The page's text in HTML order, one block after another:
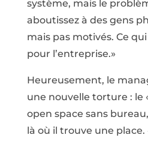
système, mais le
aboutissez à des gens
mais pas motivés. Ce
pour l’entreprise.»
Heureusement, le
une nouvelle torture : le
open space sans
là où il trouve une